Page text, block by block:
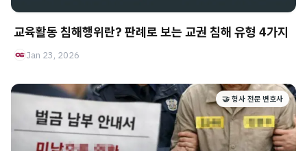
교육활동 침해행위란? 판례로 보는 교권 침해 유형 4가지
Jan 23, 2026
🤝 형사 전문 변호사